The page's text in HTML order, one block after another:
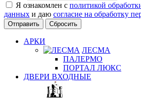
Я ознакомлен с политикой
данных и даю согласие на обработку
Сбросить
АРКИ
ЛЕСМА
ПАЛЕРМО
ПОРТАЛ ЛЮКС
ДВЕРИ ВХОДНЫЕ